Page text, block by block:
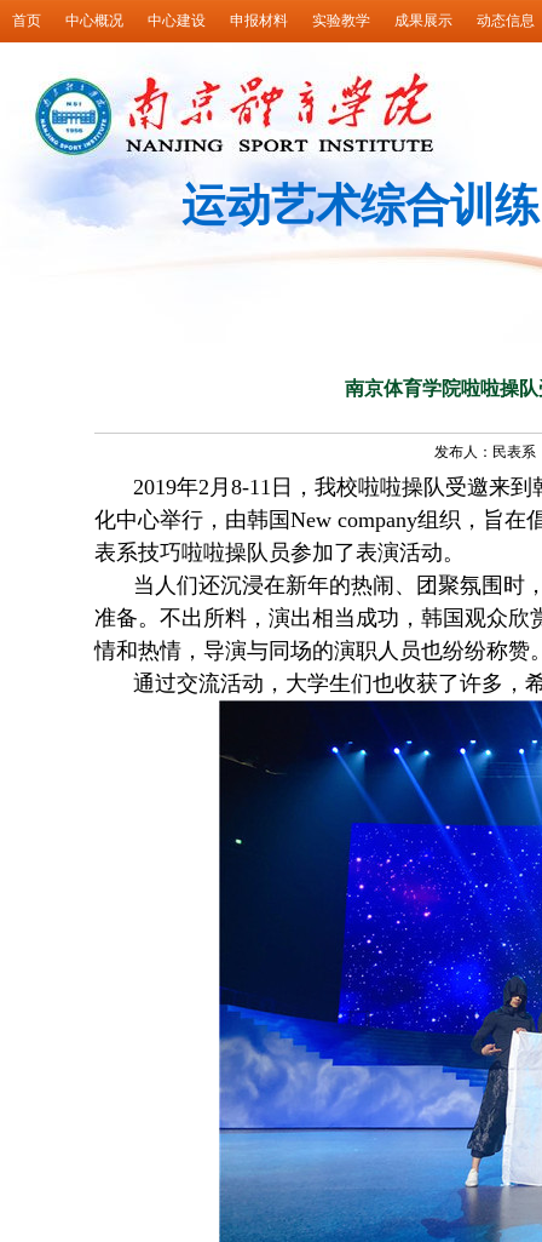
首页 中心概况 中心建设 申报材料 实验教学 成果展示 动态信息
运动艺术综合训
南京体育学院啦啦操
发布人：民表系
2019年2 月 8-11 日 ，我校啦啦操队受邀来到
化中心举行，由韩国New company组织，旨在
表系技巧啦啦操队员参加了表演活动。
当人们还沉浸在新年的热闹、团聚氛围时
准备。不出所料，演出相当成功，韩国观众
情和热情，导演与同场的演职人员也纷纷称赞
通过交流活动，大学生们也收获了许多，